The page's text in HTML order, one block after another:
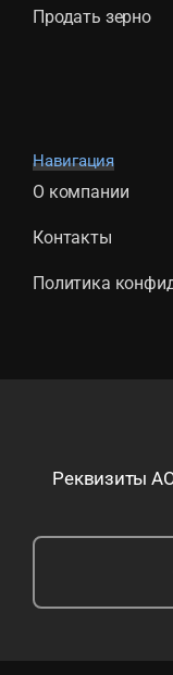
Продать зерно
Навигация
О компании
Контакты
Политика
Реквизиты